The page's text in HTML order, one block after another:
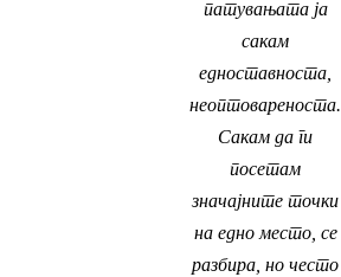
патувањата ја
сакам
едноставноста,
неоптовареноста.
Сакам да ги
посетам
значајните точки
на едно место, се
разбира, но често